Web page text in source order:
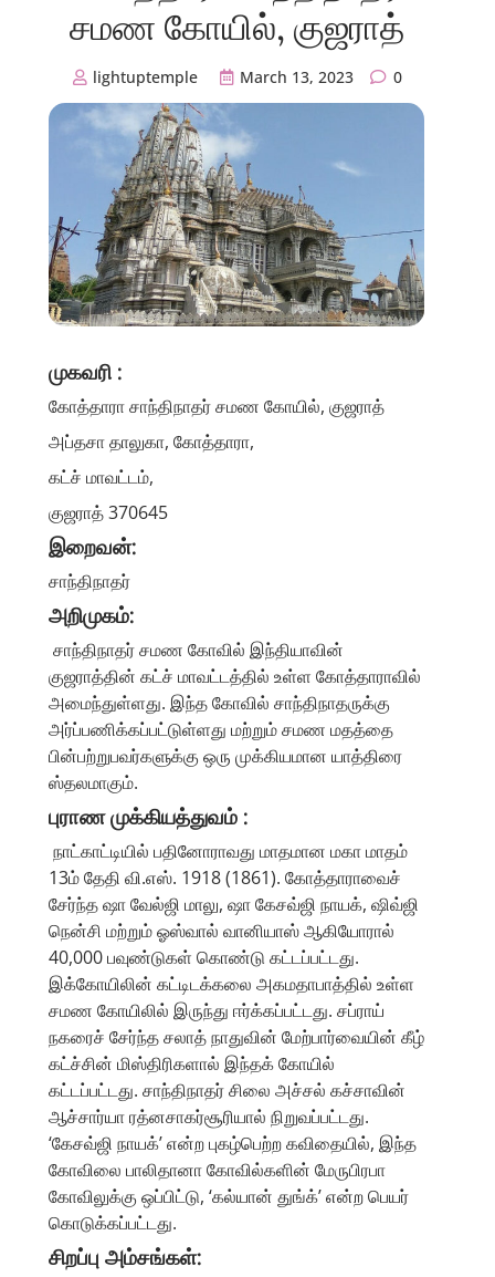
சமண கோயில், குஜராத்
lightuptemple March 13, 2023 0
முகவரி :
கோத்தாரா சாந்திநாதர் சமண கோயில், குஜராத்
அப்தசா தாலுகா, கோத்தாரா,
கட்ச் மாவட்டம்,
குஜராத் 370645
இறைவன்:
சாந்திநாதர்
அறிமுகம்:
சாந்திநாதர் சமண கோவில் இந்தியாவின்
குஜராத்தின் கட்ச் மாவட்டத்தில் உள்ள கோத்தாராவில்
அமைந்துள்ளது. இந்த கோவில் சாந்திநாதருக்கு
அர்ப்பணிக்கப்பட்டுள்ளது மற்றும் சமண மதத்தை
பின்பற்றுபவர்களுக்கு ஒரு முக்கியமான யாத்திரை
ஸ்தலமாகும்.
புராண முக்கியத்துவம் :
நாட்காட்டியில் பதினோராவது மாதமான மகா மாதம்
13ம் தேதி வி.எஸ். 1918 (1861). கோத்தாராவைச்
சேர்ந்த ஷா வேல்ஜி மாலு, ஷா கேசவ்ஜி நாயக், ஷிவ்ஜி
நென்சி மற்றும் ஓஸ்வால் வானியாஸ் ஆகியோரால்
40,000 பவுண்டுகள் கொண்டு கட்டப்பட்டது.
இக்கோயிலின் கட்டிடக்கலை அகமதாபாத்தில் உள்ள
சமண கோயிலில் இருந்து ஈர்க்கப்பட்டது. சப்ராய்
நகரைச் சேர்ந்த சலாத் நாதுவின் மேற்பார்வையின் கீழ்
கட்ச்சின் மிஸ்திரிகளால் இந்தக் கோயில்
கட்டப்பட்டது. சாந்திநாதர் சிலை அச்சல் கச்சாவின்
ஆச்சார்யா ரத்னசாகர்சூரியால் நிறுவப்பட்டது.
‘கேசவ்ஜி நாயக்’ என்ற புகழ்பெற்ற கவிதையில், இந்த
கோவிலை பாலிதானா கோவில்களின் மேருபிரபா
கோவிலுக்கு ஒப்பிட்டு, ‘கல்யான் துங்க்’ என்ற பெயர்
கொடுக்கப்பட்டது.
சிறப்பு அம்சங்கள்: